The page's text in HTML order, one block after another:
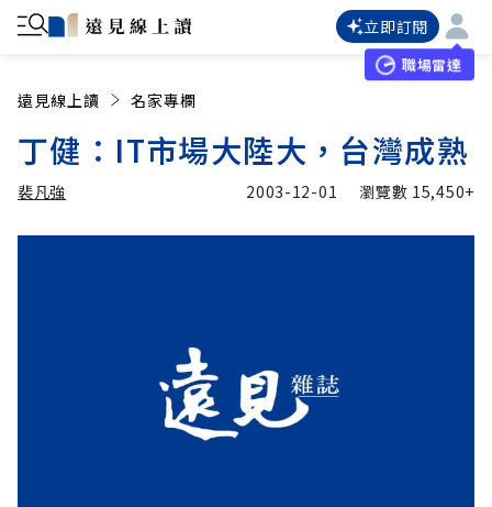
立即訂閱
職場雷達
遠見線上讀 名家專欄
丁健：IT市場大陸大，台灣成熟
裴凡強 2003-12-01 瀏覽數 15,450+